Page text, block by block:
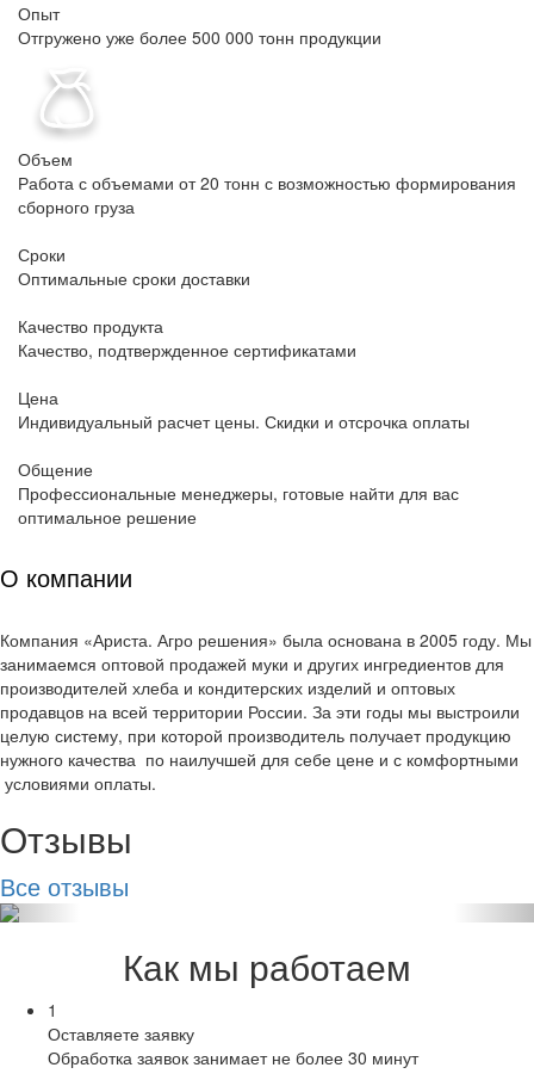
Опыт
Отгружено уже более 500 000 тонн продукции
Объем
Работа с объемами от 20 тонн с возможностью формирования
сборного груза
Сроки
Оптимальные сроки доставки
Качество продукта
Качество, подтвержденное сертификатами
Цена
Индивидуальный расчет цены. Скидки и отсрочка оплаты
Общение
Профессиональные менеджеры, готовые найти для вас
оптимальное решение
О компании
Компания «Ариста. Агро решения» была основана в 2005 году. Мы
занимаемся оптовой продажей муки и других ингредиентов для
производителей хлеба и кондитерских изделий и оптовых
продавцов на всей территории России. За эти годы мы выстроили
целую систему, при которой производитель получает продукцию
нужного качества по наилучшей для себе цене и с комфортными
условиями оплаты.
Отзывы
Все отзывы
Пекарня в Липецке
Спасибо вам, коллеги, за индивидуальный
подход! Вы всегда советуете, какую муку
выгоднее купить на конкретный момент
времени и рекомендуете адекватные замены в
случае, если сейчас на рынке нет того, что
нужно. Мы ценим сотрудничество с вами и
Как мы работаем
1
Оставляете заявку
Обработка заявок занимает не более 30 минут